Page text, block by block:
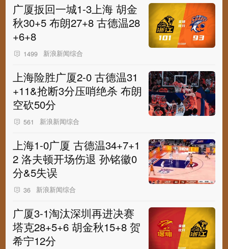
广厦扳回一城1-3上海 胡金
秋30+5 布朗27+8 古德温28
+6+8
1499 新浪新闻综合
上海险胜广厦2-0 古德温31
+11&抢断3分压哨绝杀 布朗
空砍50分
561 新浪新闻综合
上海1-0广厦 古德温34+7+1
2 洛夫顿开场伤退 孙铭徽0
分&5失误
36 新浪新闻综合
广厦3-1淘汰深圳再进决赛
塔克28+5+6 胡金秋15+8 贺
希宁12分